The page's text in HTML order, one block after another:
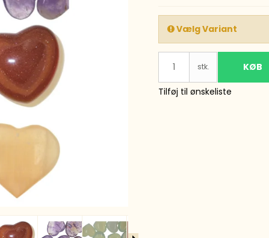
Vælg Variant
stk. KØB
Tilføj til ønskeliste